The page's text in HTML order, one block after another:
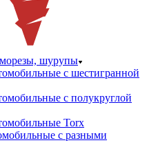
шурупы
с шестигранной
с полукруглой
Torx
с разными